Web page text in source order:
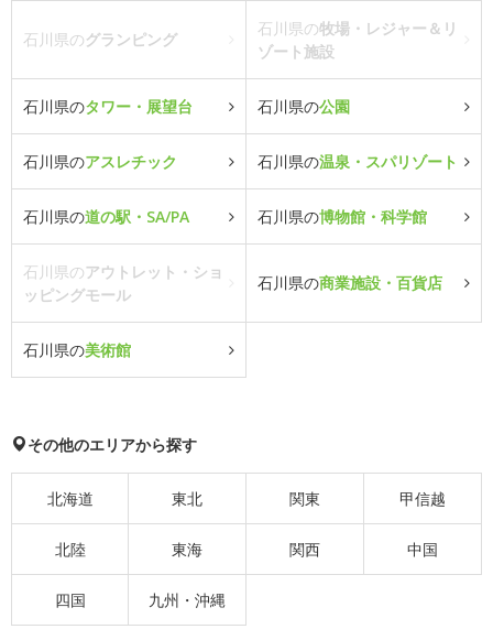
石川県のグランピング
石川県の牧場・レジャー＆リ
ゾート施設
石川県のタワー・展望台 石川県の公園
石川県のアスレチック 石川県の温泉・スパリゾート
石川県の道の駅・SA/PA 石川県の博物館・科学館
石川県のアウトレット・ショ
ッピングモール
石川県の商業施設・百貨店
石川県の美術館
その他のエリアから探す
北海道 東北 関東 甲信越
北陸 東海 関西 中国
四国 九州・沖縄